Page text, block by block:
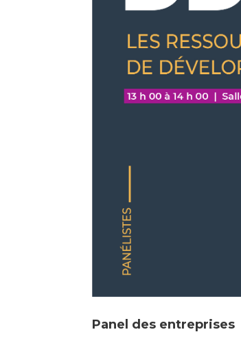
Panel des entreprises